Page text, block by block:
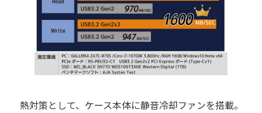
熱対策として、ケース本体に静音冷却ファンを搭載。